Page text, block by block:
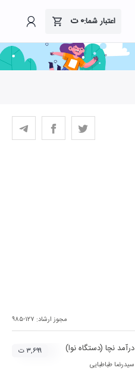
اعتبار شما:۰ت
مجوز ارشاد: ۹۸۵-۱۲۷
درآمد نچا (دستگاه نوا)
سیدرضا طباطبایی
۳,۶۹۹ ت